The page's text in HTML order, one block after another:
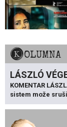
KOLUMNA
LÁSZLÓ
KOMENTAR
sistem može